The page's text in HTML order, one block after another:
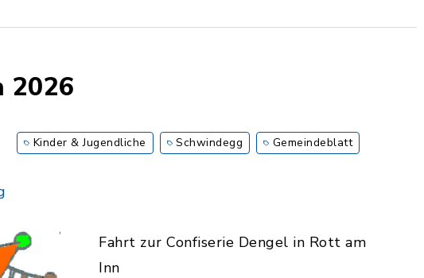
2026
Kinder & Jugendliche Schwindegg Gemeindeblatt
Fahrt zur Confiserie Dengel in Rott am
Inn